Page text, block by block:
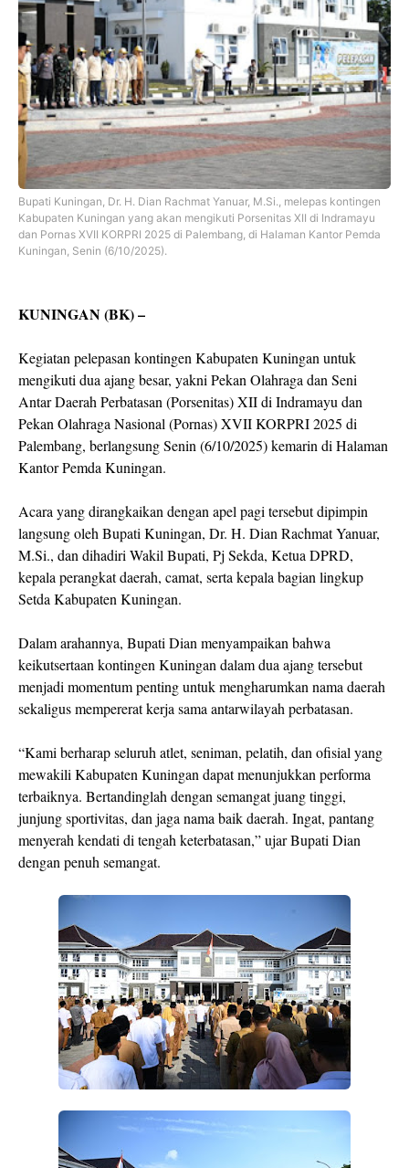
Bupati Kuningan, Dr. H. Dian Rachmat Yanuar, M.Si., melepas kontingen
Kabupaten Kuningan yang akan mengikuti Porsenitas XII di Indramayu
dan Pornas XVII KORPRI 2025 di Palembang, di Halaman Kantor Pemda
Kuningan, Senin (6/10/2025).
KUNINGAN (BK) –
Kegiatan pelepasan kontingen Kabupaten Kuningan untuk
mengikuti dua ajang besar, yakni Pekan Olahraga dan Seni
Antar Daerah Perbatasan (Porsenitas) XII di Indramayu dan
Pekan Olahraga Nasional (Pornas) XVII KORPRI 2025 di
Palembang, berlangsung Senin (6/10/2025) kemarin di Halaman
Kantor Pemda Kuningan.
Acara yang dirangkaikan dengan apel pagi tersebut dipimpin
langsung oleh Bupati Kuningan, Dr. H. Dian Rachmat Yanuar,
M.Si., dan dihadiri Wakil Bupati, Pj Sekda, Ketua DPRD,
kepala perangkat daerah, camat, serta kepala bagian lingkup
Setda Kabupaten Kuningan.
Dalam arahannya, Bupati Dian menyampaikan bahwa
keikutsertaan kontingen Kuningan dalam dua ajang tersebut
menjadi momentum penting untuk mengharumkan nama daerah
sekaligus mempererat kerja sama antarwilayah perbatasan.
“Kami berharap seluruh atlet, seniman, pelatih, dan ofisial yang
mewakili Kabupaten Kuningan dapat menunjukkan performa
terbaiknya. Bertandinglah dengan semangat juang tinggi,
junjung sportivitas, dan jaga nama baik daerah. Ingat, pantang
menyerah kendati di tengah keterbatasan,” ujar Bupati Dian
dengan penuh semangat.